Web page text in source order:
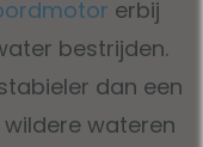
erbij
bestrijden.
dan een
wateren